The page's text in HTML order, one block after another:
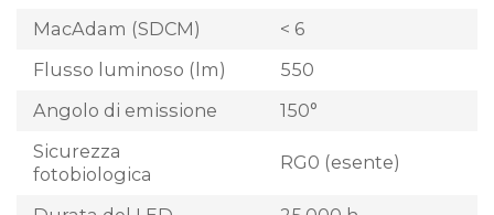
MacAdam (SDCM)
< 6
Flusso luminoso (lm)
550
Angolo di emissione
150°
Sicurezza
fotobiologica
RG0 (esente)